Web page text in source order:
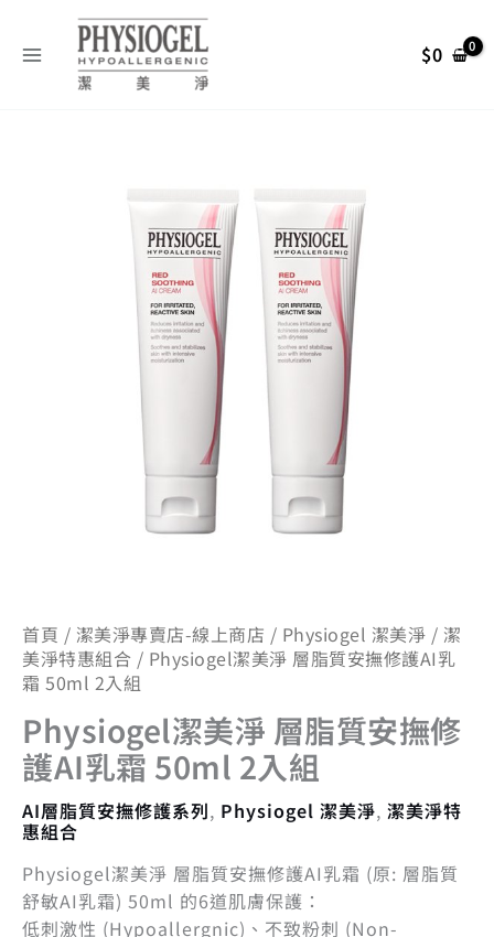
$0
首頁 / 潔美淨專賣店-線上商店 / Physiogel 潔美淨 / 潔
美淨特惠組合 / Physiogel潔美淨 層脂質安撫修護AI乳
霜 50ml 2入組
Physiogel潔美淨 層脂質安撫修
護AI乳霜 50ml 2入組
AI層脂質安撫修護系列, Physiogel 潔美淨, 潔美淨特
惠組合
Physiogel潔美淨 層脂質安撫修護AI乳霜 (原: 層脂質
舒敏AI乳霜) 50ml 的6道肌膚保護：
低刺激性 (Hypoallergnic)、不致粉刺 (Non-
始
價
格：
NT$ 1,340。
前
價
格：
NT$
數
量
尋